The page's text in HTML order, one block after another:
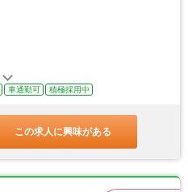
車通勤可 積極採用中
この求人に興味がある